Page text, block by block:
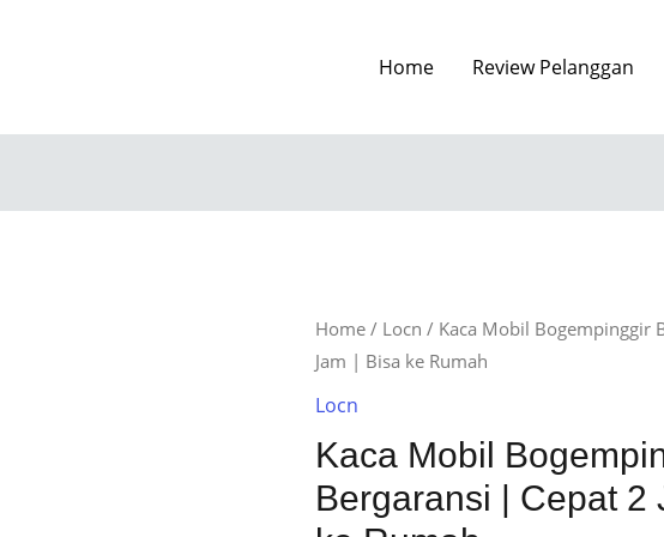
Home Review Pelanggan
Home / Locn / Kaca Mobil Bogempinggir
Jam | Bisa ke Rumah
Locn
Kaca Mobil
Bergaransi | Cepat 2